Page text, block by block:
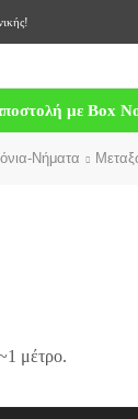
με Box
Νήματα
μέτρο.